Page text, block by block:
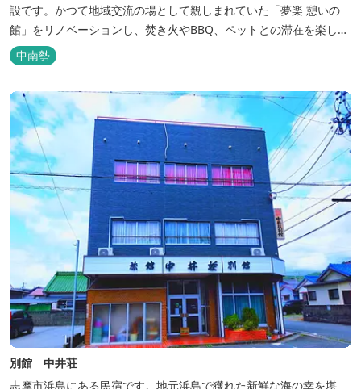
設です。かつて地域交流の場として親しまれていた「夢楽 憩いの
館」をリノベーションし、焚き火やBBQ、ペットとの滞在を楽しめ
る“キャンプ気分”の宿として生まれ変わりました。 【営業時間】 チ
ェックイン 15：00（早めのチェックインご希望は予約時に要相
談） チェックアウト 9：00 【定休日】 不定休 【料金...
中南勢
別館 中井荘
志摩市浜島にある民宿です。地元浜島で獲れた新鮮な海の幸を堪